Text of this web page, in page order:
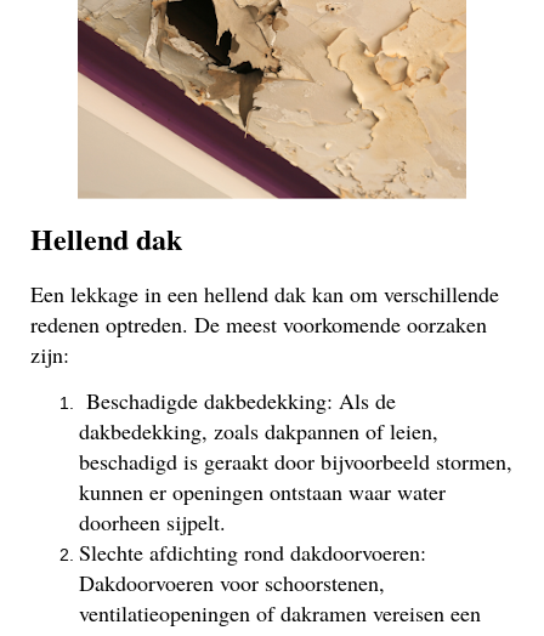
Hellend dak
Een lekkage in een hellend dak kan om verschillende
redenen optreden. De meest voorkomende oorzaken
zijn:
Beschadigde dakbedekking: Als de
dakbedekking, zoals dakpannen of leien,
beschadigd is geraakt door bijvoorbeeld stormen,
kunnen er openingen ontstaan waar water
doorheen sijpelt.
Slechte afdichting rond dakdoorvoeren:
Dakdoorvoeren voor schoorstenen,
ventilatieopeningen of dakramen vereisen een